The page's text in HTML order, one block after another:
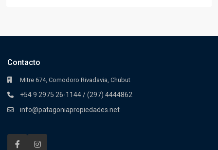
Contacto
Mitre 674, Comodoro Rivadavia, Chubut
+54 9 2975 26-1144 / (297) 4444862
info@patagoniapropiedades.net